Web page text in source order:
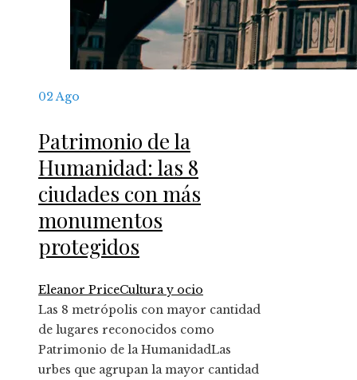
02 Ago
Patrimonio de la
Humanidad: las 8
ciudades con más
monumentos
protegidos
Eleanor PriceCultura y ocio
Las 8 metrópolis con mayor cantidad
de lugares reconocidos como
Patrimonio de la HumanidadLas
urbes que agrupan la mayor cantidad